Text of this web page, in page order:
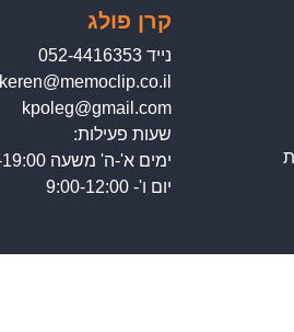
קרן פולג
נייד 052-4416353
keren@memoclip.co.il
kpoleg@gmail.com
שעות פעילות:
ימים א'-ה' משעה 9:00-19:00
יום ו'- 9:00-12:00